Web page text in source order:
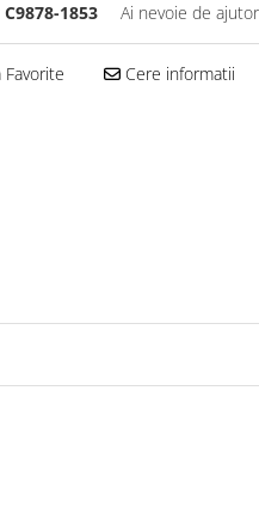
C9878-1853 Ai nevoie de
Favorite Cere informatii